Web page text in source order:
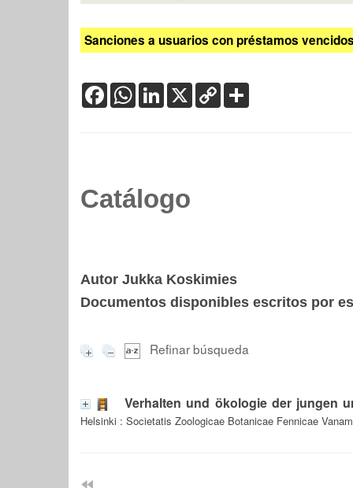
Sanciones a usuarios con préstamos
FacebookWhatsApp
LinkedIn
X Copy
Link
Catálogo
Autor Jukka Koskimies
Documentos disponibles escritos por
Refinar búsqueda
Verhalten und ökologie der jungen
Helsinki : Societatis Zoologicae Botanicae Fennicae